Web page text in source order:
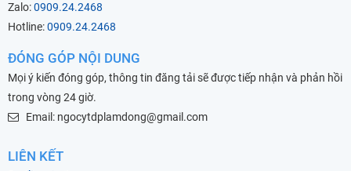
Zalo:0909.24.2468
Hotline:0909.24.2468
ĐÓNG GÓP NỘI DUNG
Mọi ý kiến đóng góp, thông tin đăng tải sẽ được tiếp nhận và phản hồi
trong vòng 24 giờ.
Email: ngocytdplamdong@gmail.com
LIÊN KẾT